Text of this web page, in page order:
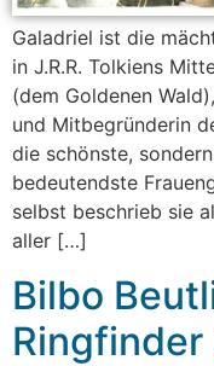
Galadriel ist die
in J.R.R. Tolkiens
(dem Goldenen
und Mitbegründerin
die schönste,
bedeutendste
selbst beschrieb sie
aller […]
Bilbo